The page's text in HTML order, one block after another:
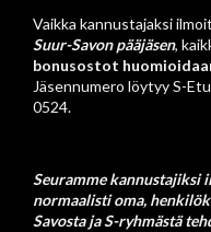
Vaikka kannustajaksi
Suur-Savon pääjäsen,
bonusostot
Jäsennumero löytyy S-
0524.
Seuramme kannustajiksi
normaalisti oma,
Savosta ja S-ryhmästä